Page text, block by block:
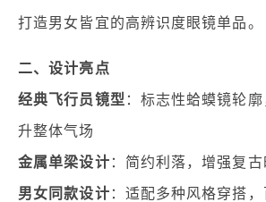
打造男女皆宜的高辨识度眼镜单品。
二、设计亮点
经典飞行员镜型 ：标志性蛤蟆镜轮
升整体气场
金属单梁设计 ：简约利落，增强复
男女同款设计 ：适配多种风格穿搭，